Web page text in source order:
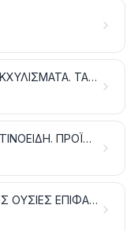
ΔΕΨΙΚΑ ΚΑΙ ΒΑΦΙΚΑ ΕΚΧΥΛΙΣΜΑΤΑ. ΤΑΝΝΙΝΕΣ ΚΑΙ ΤΑ ΠΑΡΑΓΩΓΑ ΤΟΥΣ. ΧΡΩΣΤΙΚΑ ΚΑΙ ΑΛΛΕΣ ΧΡΩΣΤΙΚΕΣ ΥΛΕΣ, ΧΡΩΜΑΤΑ ΕΠΙΧΡΙΣΗΣ ΚΑΙ ΒΕΡΝΙΚΙΑ. ΜΑΣΤΙΧΕΣ (ΣΤΟΚΟΙ). ΜΕΛΑΝΙΑ
ΑΙΘΕΡΙΑ ΕΛΑΙΑ ΚΑΙ ΡΗΤΙΝΟΕΙΔΗ. ΠΡΟΪΟΝΤΑ ΑΡΩΜΑΤΟΠΟΙΙΑΣ Ή ΚΑΛΛΩΠΙΣΜΟΥ ΠΑΡΑΣΚΕΥΑΣΜΕΝΑ ΚΑΙ ΚΑΛΛΥΝΤΙΚΑ ΠΑΡΑΣΚΕΥΑΣΜΑΤΑ
ΣΑΠΟΥΝΙΑ, ΟΡΓΑΝΙΚΕΣ ΟΥΣΙΕΣ ΕΠΙΦΑΝΕΙΑΚΗΣ ΔΡΑΣΗΣ, ΠΑΡΑΣΚΕΥΑΣΜΑΤΑ ΓΙΑ ΠΛΥΣΙΜΟ (ΑΛΙΣΙΒΕΣ), ΠΑΡΑΣΚΕΥΑΣΜΑΤΑ ΛΙΠΑΝΤΙΚΑ, ΚΕΡΙΑ ΤΕΧΝΗΤΑ, ΚΕΡΙΑ ΠΑΡΑΣΚΕΥΑΣΜΕΝΑ, ΠΡΟΪΟΝΤΑ ΣΥΝΤΗΡΗΣΗΣ, ΚΕΡΙΑ ΚΑΙ ΠΑΡΟΜΟΙΑ ΕΙΔΗ, ΠΑΣΤΕΣ ΓΙΑ ΠΡΟΠΛΑΣΜΑΤΑ, «ΚΕΡΙΑ ΓΙΑ ΤΗΝ ΟΔΟΝΤΟΤΕΧΝΙΚΗ» ΚΑΙ ΣΥΝΘΕΣΕΙΣ ΓΙΑ ΤΗΝ ΟΔΟΝΤΟΤΕΧΝΙΚΗ ΜΕ ΒΑΣΗ ΤΟΝ ΓΥΨΟ